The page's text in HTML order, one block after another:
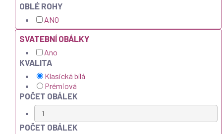
OBLÉ ROHY
ANO
SVATEBNÍ OBÁLKY
Ano
KVALITA
Klasická bílá
Prémiová
POČET OBÁLEK
POČET OBÁLEK